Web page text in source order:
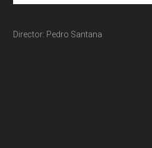
Director: Pedro Santana